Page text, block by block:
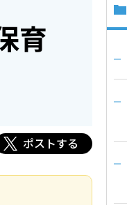
育
ポストする